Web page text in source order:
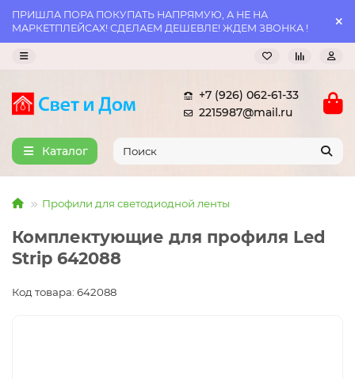
ПРИШЛА ПОРА ПОКУПАТЬ НАПРЯМУЮ, А НЕ НА
МАРКЕТПЛЕЙСАХ! СДЕЛАЕМ ДЕШЕВЛЕ! ЖДЕМ ЗВОНКА !
+7 (926) 062-61-33
2215987@mail.ru
Каталог
Профили для светодиодной ленты
Комплектующие для профиля Led
Strip 642088
Код товара: 642088